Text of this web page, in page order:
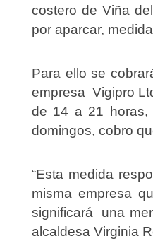
costero de Viña
por aparcar,
Para ello se
empresa Vigipro
de 14 a 21 horas,
domingos, cobro
“Esta medida
misma empresa
significará una
alcaldesa Virginia